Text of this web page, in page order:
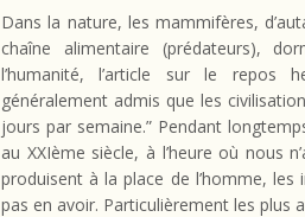
Dans la nature, les mammifères,
chaîne alimentaire (prédateurs),
l’humanité, l’article sur le repos
généralement admis que les
jours par semaine.” Pendant
au XXIème siècle, à l’heure où nous
produisent à la place de l’homme, les
pas en avoir. Particulièrement les plus